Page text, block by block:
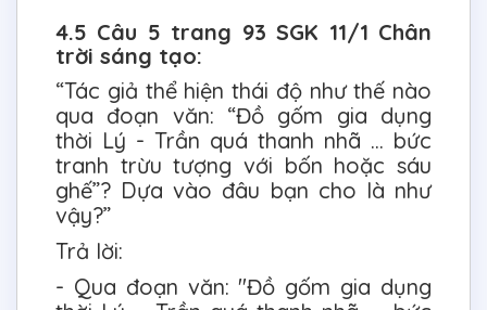
4.5 Câu 5 trang 93 SGK 11/1 Chân
trời sáng tạo:
“Tác giả thể hiện thái độ như thế nào
qua đoạn văn: “Đồ gốm gia dụng
thời Lý - Trần quá thanh nhã ... bức
tranh trừu tượng với bốn hoặc sáu
ghế”? Dựa vào đâu bạn cho là như
vậy?”
Trả lời:
- Qua đoạn văn: "Đồ gốm gia dụng